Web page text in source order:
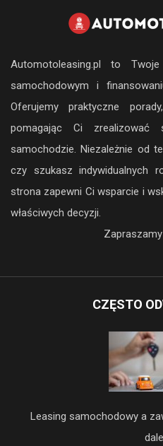
Automotoleasing.pl to
samochodowym i
Oferujemy praktyczne
pomagając Ci
samochodzie. Niezależnie od
czy szukasz indywidualnych
strona zapewni Ci wsparcie i
właściwych decyzji.
CZĘSTO
Leasing samochodowy a